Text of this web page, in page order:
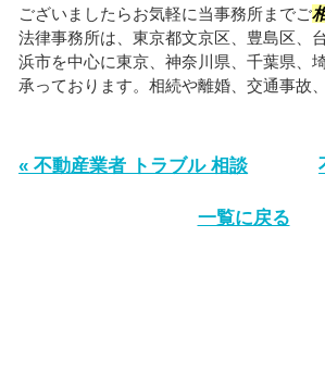
ございましたらお気軽に当事務所までご
法律事務所は、東京都文京区、豊島区、
浜市を中心に東京、神奈川県、千葉県、
承っております。相続や離婚、交通事故
« 不動産業者 トラブル 相談
一覧に戻る